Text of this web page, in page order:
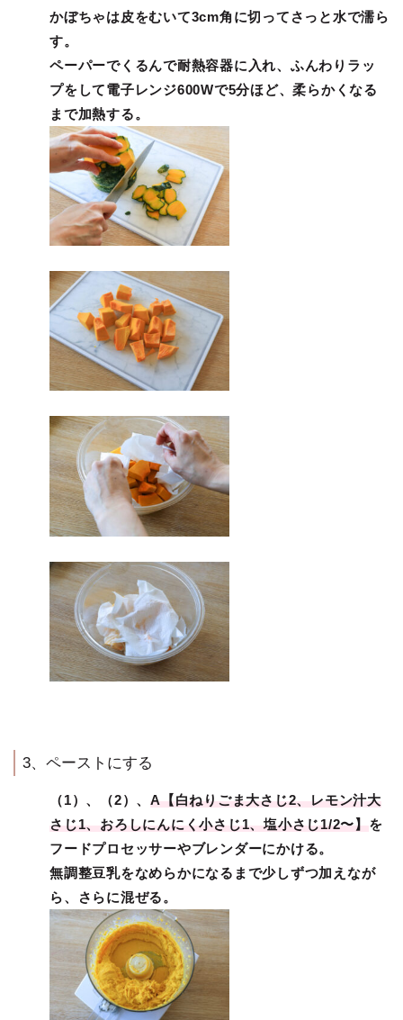
かぼちゃは皮をむいて3cm角に切ってさっと水で濡ら
す。
ペーパーでくるんで耐熱容器に入れ、ふんわりラッ
プをして電子レンジ600Wで5分ほど、柔らかくなる
まで加熱する。
3、ペーストにする
（1）、（2）、A【白ねりごま大さじ2、レモン汁大
さじ1、おろしにんにく小さじ1、塩小さじ1/2〜】 を
フードプロセッサーやブレンダーにかける。
無調整豆乳をなめらかになるまで少しずつ加えなが
ら、さらに混ぜる。